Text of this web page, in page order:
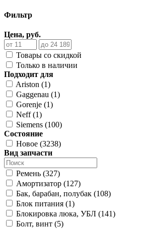
Фильтр
Цена, руб.
Товары со скидкой
Только в наличии
Подходит для
Ariston (1)
Gaggenau (1)
Gorenje (1)
Neff (1)
Siemens (100)
Состояние
Новое (3238)
Вид запчасти
Ремень (327)
Амортизатор (127)
Бак, барабан, полубак (108)
Блок питания (1)
Блокировка люка, УБЛ (141)
Болт, винт (5)